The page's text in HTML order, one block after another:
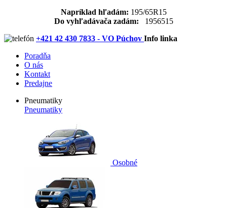
Napríklad hľadám: 195/65R15
Do vyhľadávača zadám: 1956515
+421 42 430 7833 - VO Púchov Info linka
Poradňa
O nás
Kontakt
Predajne
Pneumatiky
Pneumatiky
Osobné